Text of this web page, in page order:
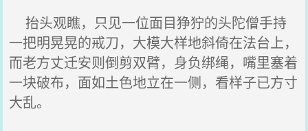
抬头观瞧，只见一位面目狰狞的头陀僧手持
一把明晃晃的戒刀，大模大样地斜倚在法台上，
而老方丈迁安则倒剪双臂，身负绑绳，嘴里塞着
一块破布，面如土色地立在一侧，看样子已方寸
大乱。